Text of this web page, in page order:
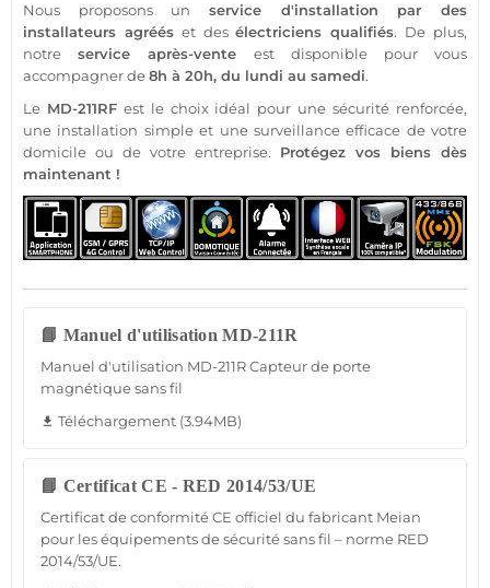
Nous proposons un service d'installation par des
installateurs agrééset desélectriciens qualifiés. De plus,
notreservice après-vente est disponible pour vous
accompagner de8h à 20h, du lundi au samedi.
Le MD-211RFest le choix idéal pour unesécurité renforcée,
une installation simple et une surveillanceefficace de votre
domicile ou de votre entreprise. Protégez vos biens dès
maintenant !
📘 Manuel d'utilisation MD-211R
Manuel d'utilisation MD-211R Capteur de porte
magnétique sans fil
file_download Téléchargement (3.94MB)
📘 Certificat CE - RED 2014/53/UE
Certificat de conformité CE officiel du fabricant Meian
pour les équipements de sécurité sans fil – norme RED
2014/53/UE.